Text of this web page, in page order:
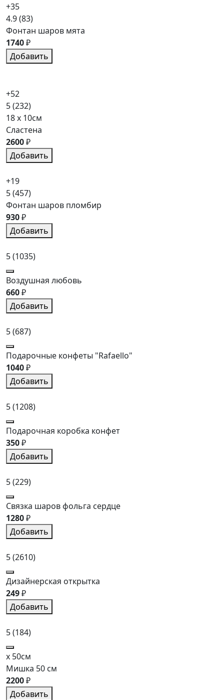
+35
4.9(83)
Фонтан шаров мята
1740₽
Добавить
+52
5(232)
18 x 10см
Сластена
2600₽
Добавить
+19
5(457)
Фонтан шаров пломбир
930₽
Добавить
5(1035)
Воздушная любовь
660₽
Добавить
5(687)
Подарочные конфеты "Rafaello"
1040₽
Добавить
5(1208)
Подарочная коробка конфет
350₽
Добавить
5(229)
Связка шаров фольга сердце
1280₽
Добавить
5(2610)
Дизайнерская открытка
249₽
Добавить
5(184)
x 50см
Мишка 50 см
2200₽
Добавить